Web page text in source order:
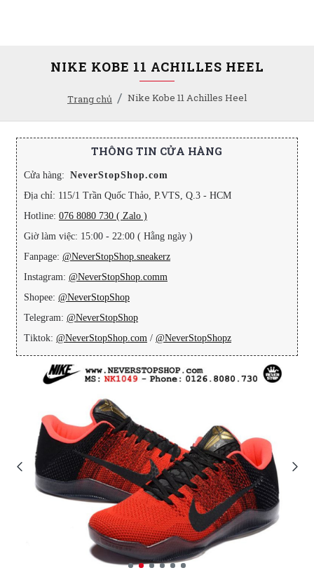
Trang chủ Nike Kobe 11 Achilles Heel
NIKE KOBE 11 ACHILLES HEEL
THÔNG TIN CỬA HÀNG
Cửa hàng: NeverStopShop.com
Địa chỉ: 115/1 Trần Quốc Thảo, P.VTS, Q.3 - HCM
Hotline: 076 8080 730 ( Zalo )
Giờ làm việc: 15:00 - 22:00 ( Hằng ngày )
Fanpage: @NeverStopShop.sneakerz
Instagram: @NeverStopShop.comm
Shopee: @NeverStopShop
Telegram: @NeverStopShop
Tiktok: @NeverStopShop.com / @NeverStopShopz